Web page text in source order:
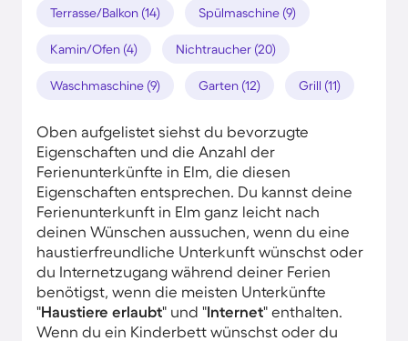
Terrasse/Balkon (14) Spülmaschine (9)
Kamin/Ofen (4) Nichtraucher (20)
Waschmaschine (9) Garten (12) Grill (11)
Oben aufgelistet siehst du bevorzugte
Eigenschaften und die Anzahl der
Ferienunterkünfte in Elm, die diesen
Eigenschaften entsprechen. Du kannst deine
Ferienunterkunft in Elm ganz leicht nach
deinen Wünschen aussuchen, wenn du eine
haustierfreundliche Unterkunft wünschst oder
du Internetzugang während deiner Ferien
benötigst, wenn die meisten Unterkünfte
"Haustiere erlaubt" und "Internet" enthalten.
Wenn du ein Kinderbett wünschst oder du